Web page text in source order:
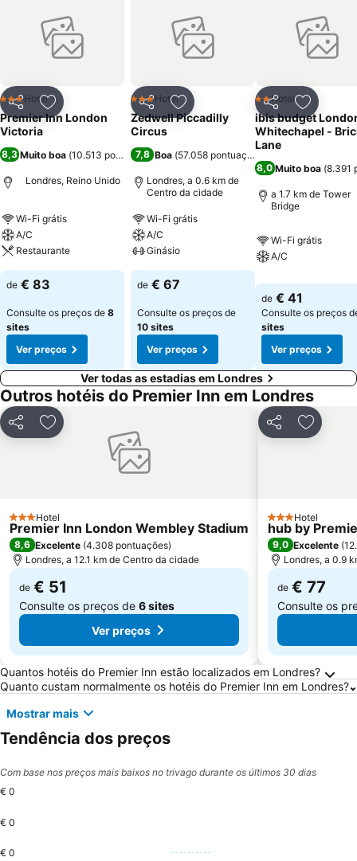
banheira, secador de cabelo, artigos de higiene pessoal, telefone,
rádio, televisão por satélite, comodidades para fazer café ou chá e
serviço de despertar. Como serviços gerais, poderá encontrar neste
recepção 24 horas, quartos para não fumadores para pessoas com
mobilidade condicionada, elevador, sala para bagagem, ar
condicionado e comodidades para reuniões e banquetes. De referir,
ainda, que o hotel disponibiliza ligação à Internet, mediante um
pagamento.
PartilharAdicionar aos favoritos
3 Estrelas
Hotel
Premier Inn London
Victoria
8,3 Muito boa (10.513 pontuações)
Londres, Reino Unido
Wi-Fi grátis
A/C
Restaurante
de € 83
Consulte os preços de 8
sites
Ver preços
PartilharAdicionar aos favoritos
3 Estrelas
Hotel
Zedwell Piccadilly
Circus
7,8 Boa (57.058 pontuações
Londres, a 0.6 km de
Centro da cidade
Wi-Fi grátis
A/C
Ginásio
de € 67
Consulte os preços de
10 sites
Ver preços
Partilhar
2 Estrelas
Hotel
ibis budget
Whitechapel -
Lane
8,0 Muito boa (8.391
a 1.7 km de Tower
Bridge
Wi-Fi grátis
A/C
de € 41
Consulte os preços
sites
Ver preços
Ver todas as estadias em Londres
Outros hotéis do Premier Inn em Londres
PartilharAdicionar aos favoritos
3 Estrelas
Hotel
Premier Inn London Wembley Stadium
8,6 Excelente (4.308 pontuações)
Londres, a 12.1 km de Centro da cidade
de € 51
Consulte os preços de 6 sites
Ver preços
Partilhar
3 Estrelas
Hotel
hub by
9,0 Excelente (
Londres, a 0.9
de € 77
Consulte os
Perguntas Frequentes sobre Londres
Quantos hotéis do Premier Inn estão localizados em Londres?
Quanto custam normalmente os hotéis do Premier Inn em Londres?
Mostrar mais
Tendência dos preços
Com base nos preços mais baixos no trivago durante os últimos 30 dias
€ 0
€ 0
€ 0